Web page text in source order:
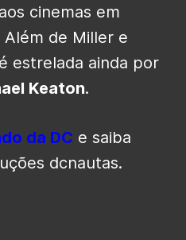
cinemas em
de Miller e
estrelada ainda por
Keaton.
da DC e saiba
dcnautas.